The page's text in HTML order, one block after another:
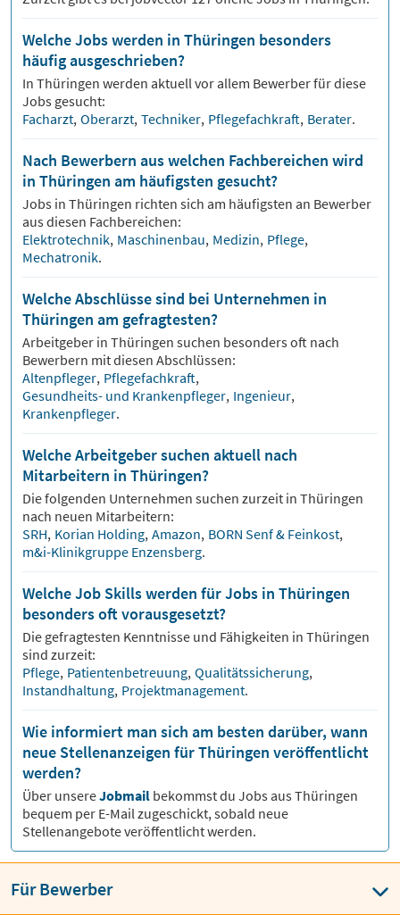
Welche Jobs werden in Thüringen besonders
häufig ausgeschrieben?
In Thüringen werden aktuell vor allem Bewerber für diese
Jobs gesucht:
Facharzt, Oberarzt, Techniker, Pflegefachkraft, Berater.
Nach Bewerbern aus welchen Fachbereichen wird
in Thüringen am häufigsten gesucht?
Jobs in Thüringen richten sich am häufigsten an Bewerber
aus diesen Fachbereichen:
Elektrotechnik, Maschinenbau, Medizin, Pflege,
Mechatronik.
Welche Abschlüsse sind bei Unternehmen in
Thüringen am gefragtesten?
Arbeitgeber in Thüringen suchen besonders oft nach
Bewerbern mit diesen Abschlüssen:
Altenpfleger, Pflegefachkraft,
Gesundheits- und Krankenpfleger, Ingenieur,
Krankenpfleger.
Welche Arbeitgeber suchen aktuell nach
Mitarbeitern in Thüringen?
Die folgenden Unternehmen suchen zurzeit in Thüringen
nach neuen Mitarbeitern:
SRH, Korian Holding, Amazon, BORN Senf & Feinkost,
m&i-Klinikgruppe Enzensberg.
Welche Job Skills werden für Jobs in Thüringen
besonders oft vorausgesetzt?
Die gefragtesten Kenntnisse und Fähigkeiten in Thüringen
sind zurzeit:
Pflege, Patientenbetreuung, Qualitätssicherung,
Instandhaltung, Projektmanagement.
Wie informiert man sich am besten darüber, wann
neue Stellenanzeigen für Thüringen veröffentlicht
werden?
Über unsereJobmail bekommst du Jobs ausThüringen
bequem per E-Mail zugeschickt, sobald neue
Stellenangebote veröffentlicht werden.
Für Bewerber